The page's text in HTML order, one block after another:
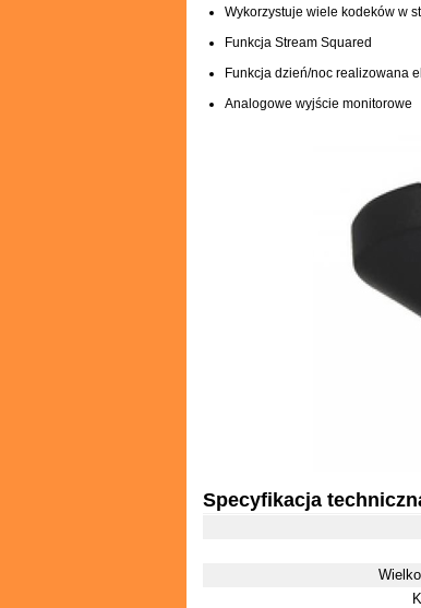
Wykorzystuje wiele kodeków w
Funkcja Stream Squared
Funkcja dzień/noc realizowana
Analogowe wyjście monitorowe
Specyfikacja